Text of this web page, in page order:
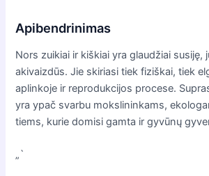
Apibendrinimas
Nors zuikiai ir kiškiai yra glaudžiai susiję,
akivaizdūs. Jie skiriasi tiek fiziškai, tiek
aplinkoje ir reprodukcijos procese.
yra ypač svarbu mokslininkams,
tiems, kurie domisi gamta ir gyvūnų
„`